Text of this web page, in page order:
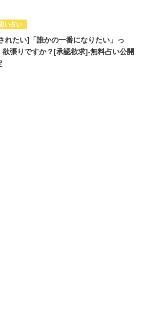
い占い
れたい]「誰かの一番になりたい」っ
欲張りですか？[承認欲求]-無料占い公開